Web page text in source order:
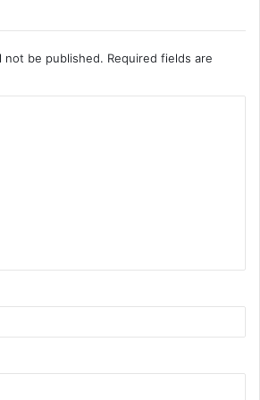
not be published. Required fields are